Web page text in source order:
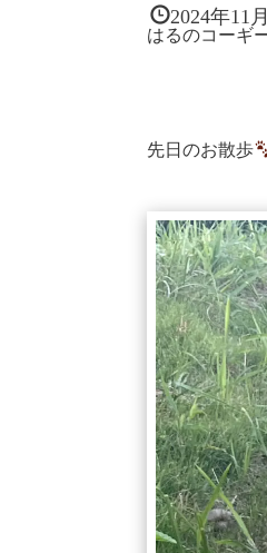
2024年11
はるのコーギ
先日のお散歩